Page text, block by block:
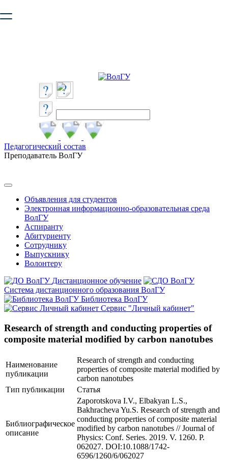
безопасную работу с сайтом. Пожалуйста
Педагогический состав
Преподаватель ВолГУ
Объявления для студентов
Электронная информационно-образовательная среда
ВолГУ
Аспиранту
Абитуриенту
Сотруднику
Выпускнику
Волонтеру
Дистанционное обучение
Система дистанционного образования ВолГУ
Библиотека ВолГУ
Сервис "Личный кабинет"
Research of strength and conducting properties of
composite material modified by carbon nanotubes
Наименование
публикации
Research of strength and conducting
properties of composite material modified by
carbon nanotubes
Тип публикации
Статья
Библиографическое
описание
Zaporotskova I.V., Elbakyan L.S.,
Bakhracheva Yu.S. Research of strength and
conducting properties of composite material
modified by carbon nanotubes // Journal of
Physics: Conf. Series. 2019. V. 1260. P.
062027. DOI:10.1088/1742-
6596/1260/6/062027